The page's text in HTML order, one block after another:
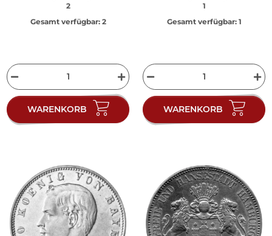
2
Gesamt verfügbar:2
WARENKORB
1
Gesamt verfügbar:1
WARENKORB